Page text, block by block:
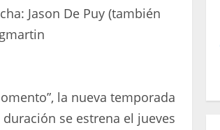
Jason De Puy (también
la nueva temporada
se estrena el jueves